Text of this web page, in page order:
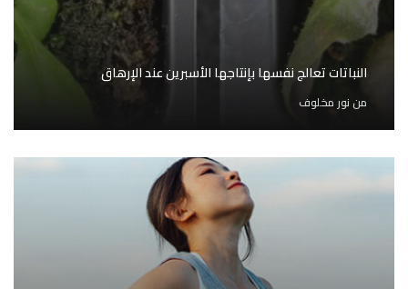
النباتات تعالج نفسها بإنتاجها الأسبرين عند الإرهاق
من نور مخلوف